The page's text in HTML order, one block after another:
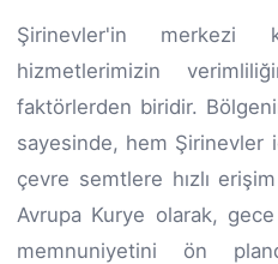
Şirinevler'in merkezi
hizmetlerimizin
faktörlerden biridir.
sayesinde, hem Şirinevler
çevre semtlere hızlı
Avrupa Kurye olarak,
memnuniyetini ön